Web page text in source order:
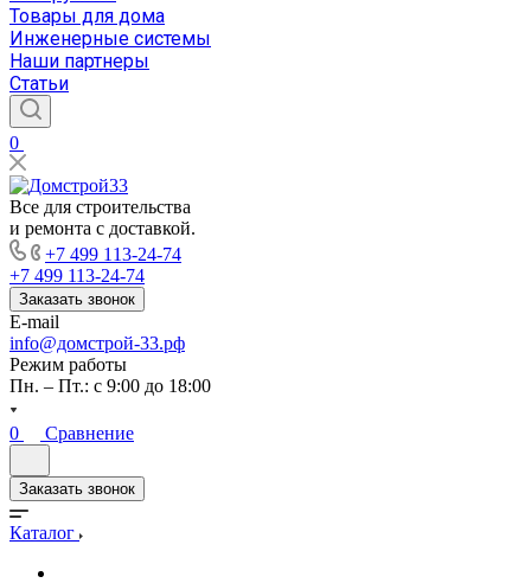
Товары для дома
Инженерные системы
Наши партнеры
Статьи
0
Все для строительства
и ремонта с доставкой.
+7 499 113-24-74
+7 499 113-24-74
Заказать звонок
E-mail
info@домстрой-33.рф
Режим работы
Пн. – Пт.: с 9:00 до 18:00
0 Сравнение
Заказать звонок
Каталог